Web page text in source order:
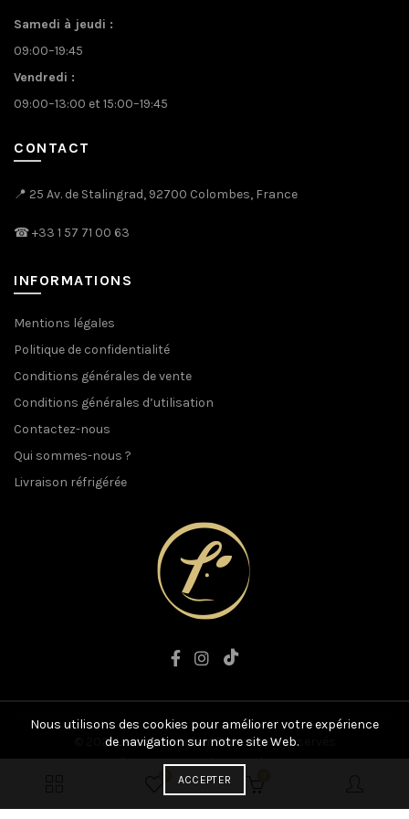
du
Samedi à jeudi :
09:00–19:45
Vendredi :
09:00–13:00 et 15:00–19:45
CONTACT
📍 25 Av. de Stalingrad, 92700 Colombes, France
☎+33 1 57 71 00 63
INFORMATIONS
Mentions légales
Politique de confidentialité
Conditions générales de vente
Conditions générales d’utilisation
Contactez-nous
Qui sommes-nous ?
Livraison réfrigérée
© 2021 L'art du Boucher. Tous droits réservés
Site conçu parAnographiste
Nous utilisons des cookies pour améliorer votre expérience
de navigation sur notre site Web.
ACCEPTER